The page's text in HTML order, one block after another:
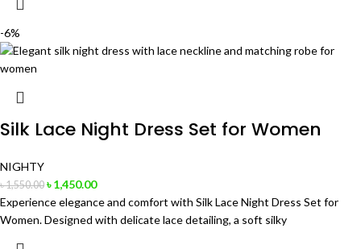
-6%
Silk Lace Night Dress Set for Women
NIGHTY
৳1,550.00 ৳1,450.00
Experience elegance and comfort with Silk Lace Night Dress Set for
Women. Designed with delicate lace detailing, a soft silky